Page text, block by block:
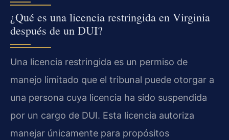
¿Qué es una licencia restringida en Virginia
después de un DUI?
Una licencia restringida es un permiso de
manejo limitado que el tribunal puede otorgar a
una persona cuya licencia ha sido suspendida
por un cargo de DUI. Esta licencia autoriza
manejar únicamente para propósitos